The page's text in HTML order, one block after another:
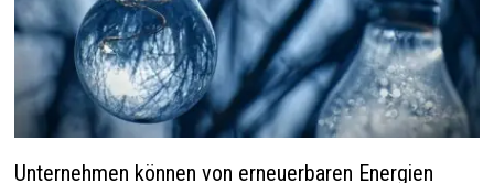
Unternehmen können von erneuerbaren Energien